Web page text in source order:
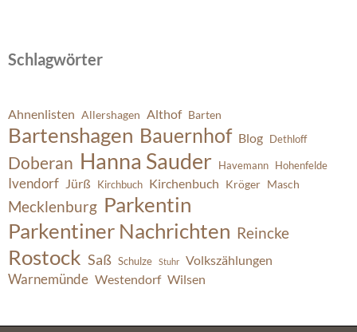
Schlagwörter
Ahnenlisten Allershagen Althof Barten
Bartenshagen Bauernhof Blog Dethloff
Doberan Hanna Sauder Havemann Hohenfelde
Ivendorf Jürß Kirchbuch Kirchenbuch Kröger Masch
Mecklenburg Parkentin
Parkentiner Nachrichten Reincke
Rostock Saß Schulze Stuhr Volkszählungen
Warnemünde Westendorf Wilsen